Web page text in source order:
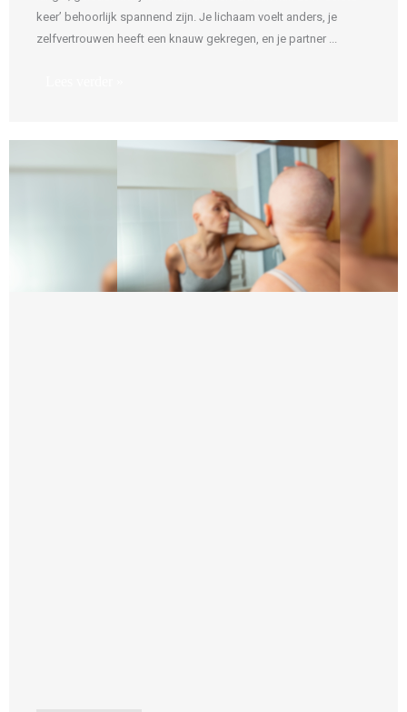
keer’ behoorlijk spannend zijn. Je lichaam voelt anders, je
zelfvertrouwen heeft een knauw gekregen, en je partner ...